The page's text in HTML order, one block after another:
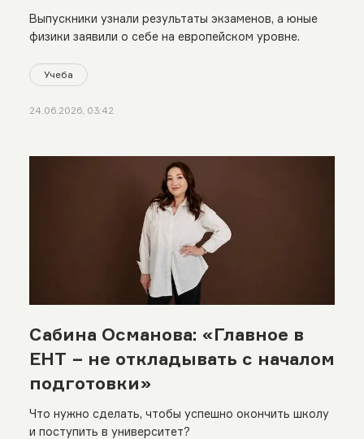
Выпускники узнали результаты экзаменов, а юные
физики заявили о себе на европейском уровне.
Учеба
24.06.2026, 03:42
Сабина Османова: «Главное в
ЕНТ − не откладывать с началом
подготовки»
Что нужно сделать, чтобы успешно окончить школу
и поступить в университет?